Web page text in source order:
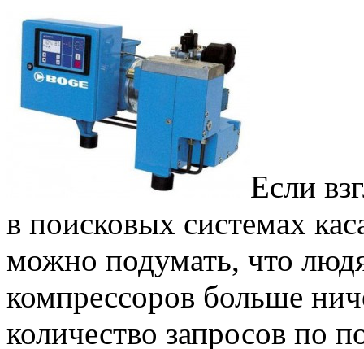
Если
в поисковых системах
можно подумать, что
компрессоров больше
количество запросов по